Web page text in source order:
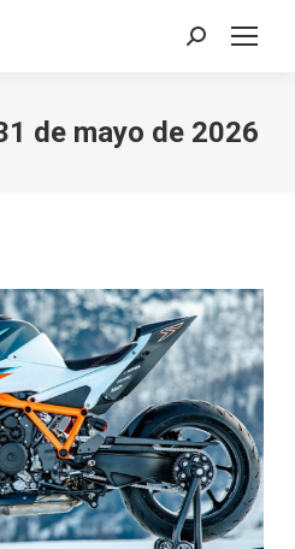
Search:
de mayo de 2026